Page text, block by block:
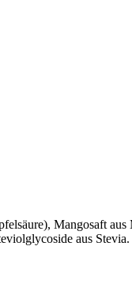
Mangosaft
aus Stevia.